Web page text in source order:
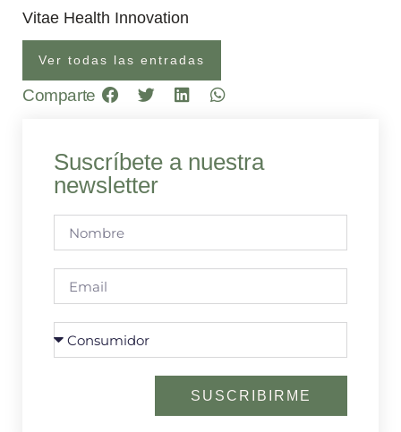
Vitae Health Innovation
Ver todas las entradas
Comparte
Suscríbete a nuestra
newsletter
SUSCRIBIRME